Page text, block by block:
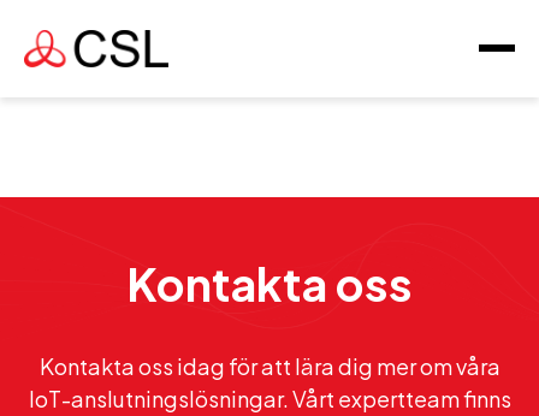
Kontakta oss
Kontakta oss idag för att lära dig mer om våra
IoT-anslutningslösningar. Vårt expertteam finns